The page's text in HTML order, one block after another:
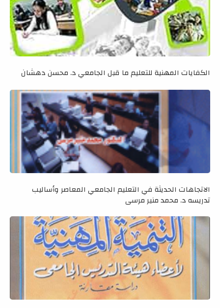
الكفايات المهنية للتعليم ما قبل الجامعي د. محسن دهشان
الاتجاهات الحديثة في التعليم الجامعي المعاصر وأساليب
تدريسه د. محمد منير مرسي